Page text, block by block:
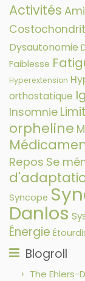
Activités
Dysautonomie
Faiblesse
Hyperextension
orthostatique
Insomnie
orpheline
Repos Se
Syncope
Danlos
Énergie
Blogroll
The Ehlers-